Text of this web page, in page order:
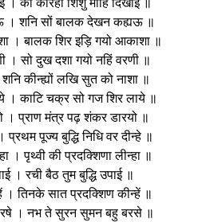
। शनि सों बालक देखन कह्यऊ ॥
। बालक शिर इड़ि गयो आकाशा ॥
। सो दुख दशा गयो नहिं वरणी ॥
कीन्ह्यों लखि सुत को नाशा ॥
। काटि चक्र सो गज शिर लाये ॥
प्राण मंत्र पढ़ शंकर डारयो ॥
पूज्य बुद्धि निधि वर दीन्हे ॥
। पृथ्वी की प्रदक्शिणा लीन्हा ॥
। रची बैठ तुम बुद्धि उपाई ॥
। तिनके सात प्रदक्शिण कीन्हें ॥
। नभ ते सुरन सुमन बहु बरसे ॥